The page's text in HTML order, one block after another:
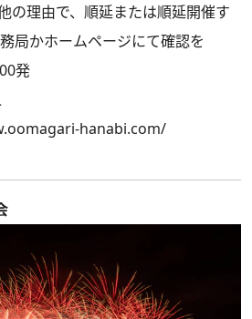
の理由で、順延または順延開催す
局かホームページにて確認を
発
hanabi.com/